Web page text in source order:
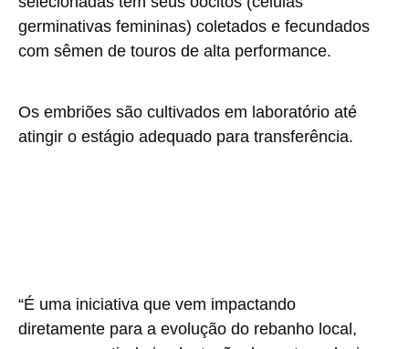
germinativas femininas) coletados e fecundados
com sêmen de touros de alta performance.
Os embriões são cultivados em laboratório até
atingir o estágio adequado para transferência.
“É uma iniciativa que vem impactando
diretamente para a evolução do rebanho local,